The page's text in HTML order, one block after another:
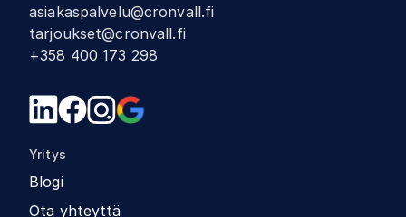
asiakaspalvelu@cronvall.fi
tarjoukset@cronvall.fi
+358 400 173 298
Yritys
Blogi
Ota yhteyttä